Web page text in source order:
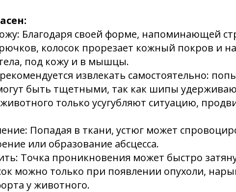
Благодаря своей форме, напоминающей
колосок прорезает кожный покров и
под кожу и в мышцы.
извлекать самостоятельно:
быть тщетными, так как шипы
только усугубляют ситуацию,
Попадая в ткани, устюг может
или образование абсцесса.
Точка проникновения может быстро
можно только при появлении опухоли,
у животного.